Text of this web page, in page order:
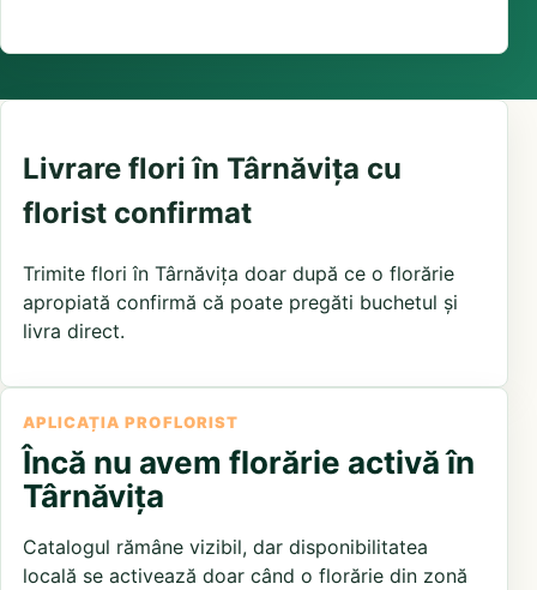
Livrare flori în Târnăvița cu
florist confirmat
Trimite flori în Târnăvița doar după ce o florărie
apropiată confirmă că poate pregăti buchetul și
livra direct.
APLICAȚIA PROFLORIST
Încă nu avem florărie activă în
Târnăvița
Catalogul rămâne vizibil, dar disponibilitatea
locală se activează doar când o florărie din zonă